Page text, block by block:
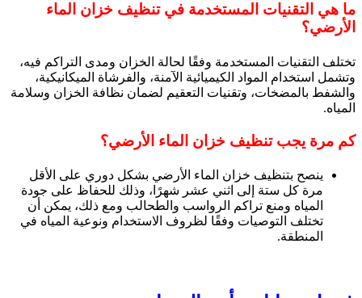
ما هي التقنيات المستخدمة في تنظيف خزان الماء
الأرضي؟
تختلف التقنيات المستخدمة وفقًا لحالة الخزان ومدى التراكم فيه،
وتشمل استخدام المواد الكيميائية الآمنة، والفرشاة الميكانيكية،
والشفط بالمضخات، وتقنيات التعقيم لضمان نظافة الخزان وسلامة
المياه.
كم مرة يجب تنظيف خزان الماء الأرضي؟
ينصح بتنظيف خزان الماء الأرضي بشكل دوري على الأقل
مرة كل ستة إلى اثني عشر شهرًا، وذلك للحفاظ على جودة
المياه ومنع تراكم الرواسب والطحالب ومع ذلك، يمكن أن
تختلف التوصيات وفقًا لظروف الاستخدام ونوعية المياه في
المنطقة.